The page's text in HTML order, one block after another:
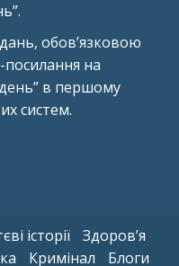
обов’язковою
на
в першому
систем.
історії
Здоров’я
Кримінал Блоги